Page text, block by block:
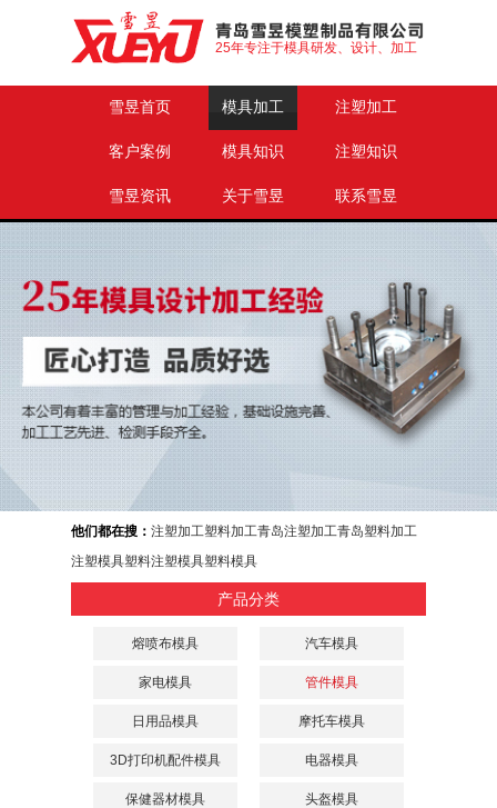
25年专注于模具研发、设计、加工
雪昱首页 模具加工 注塑加工
客户案例 模具知识 注塑知识
雪昱资讯 关于雪昱 联系雪昱
他们都在搜： 注塑加工塑料加工青岛注塑加工青岛塑料加工
注塑模具塑料注塑模具塑料模具
产品分类
熔喷布模具 汽车模具
家电模具 管件模具
日用品模具 摩托车模具
3D打印机配件模具 电器模具
保健器材模具 头盔模具